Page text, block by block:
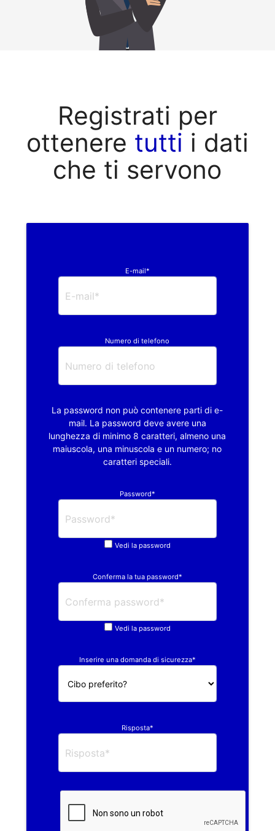
Registrati per
ottenere tutti i dati
che ti servono
E-mail*
Numero di telefono
La password non può contenere parti di e-
mail. La password deve avere una
lunghezza di minimo 8 caratteri, almeno una
maiuscola, una minuscola e un numero; no
caratteri speciali.
Password*
Vedi la password
Conferma la tua password*
Vedi la password
Inserire una domanda di sicurezza*
Risposta*